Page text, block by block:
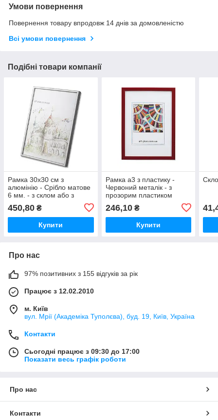
Умови повернення
Повернення товару впродовж 14 днів за домовленістю
Всі умови повернення
Подібні товари компанії
Рамка 30x30 см з
алюмінію - Срібло матове
6 мм. - з склом або з
450,80 ₴
Купити
Рамка а3 з пластику -
Червоний металік - з
прозорим пластиком
246,10₴
Купити
Про нас
97% позитивних з 155 відгуків за рік
Працює з 12.02.2010
м. Київ
вул. Мрії (Академіка Туполєва), буд. 19, Київ, Україна
Контакти
Сьогодні працює з 09:30 до 17:00
Показати весь графік роботи
Про нас
Контакти